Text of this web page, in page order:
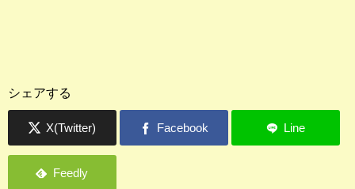
シェアする